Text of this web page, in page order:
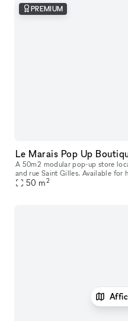
PREMIUM
Le Marais Pop Up
A 50m2 modular pop-up store
and rue Saint Gilles. Available for
art exhibitions. Suspended racks
50 m2